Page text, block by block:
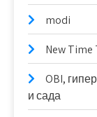
modi
New Time
OBI,
и сада